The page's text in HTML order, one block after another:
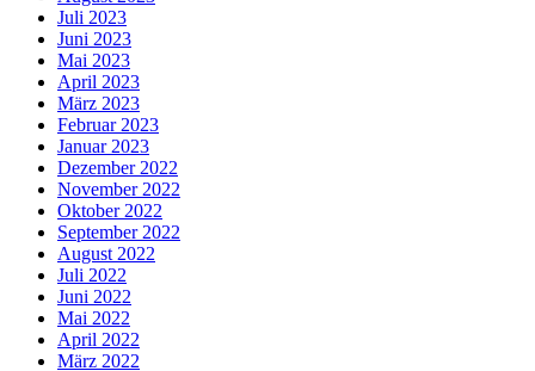
Juli 2023
Juni 2023
Mai 2023
April 2023
März 2023
Februar 2023
Januar 2023
Dezember 2022
November 2022
Oktober 2022
September 2022
August 2022
Juli 2022
Juni 2022
Mai 2022
April 2022
März 2022